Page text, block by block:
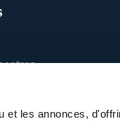
les annonces,